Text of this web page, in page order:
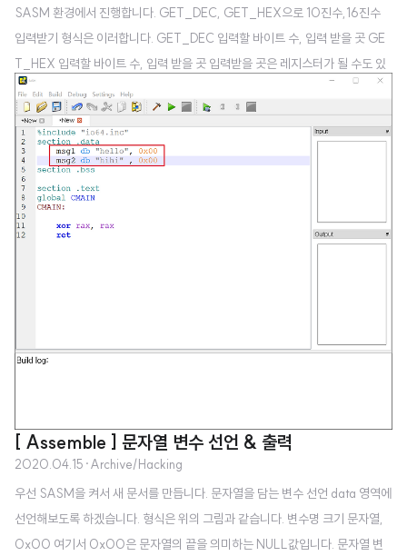
SASM 환경에서 진행합니다. GET_DEC, GET_HEX으로 10진수,16진수
입력받기 형식은 이러합니다. GET_DEC 입력할 바이트 수, 입력 받을 곳 GE
T_HEX 입력할 바이트 수, 입력 받을 곳 입력받을 곳은 레지스터가 될 수도 있
고, 메모리 주소가 될 수도 있습니다. 위의 예시로는 a 주소에 1바이트만큼 입력
을 받겠네요. 입력받고 출력하는 프로그램 방금 배운 GET_DEC 을 이용해서
간단한 프로그램을 짜봅시다. 바로 보이죠? GET_DEC : 10진수 입력 받는 매
크로 PRINT_DEC : 10진수 출력하는 매크로 둘다 파라미터로 크기와 대상이
되는 장소를 필요로합니다.
[ Assemble ] 문자열 변수 선언 & 출력
2020.04.15 ·Archive/Hacking
우선 SASM을 켜서 새 문서를 만듭니다. 문자열을 담는 변수 선언 data 영역에
선언해보도록 하겠습니다. 형식은 위의 그림과 같습니다. 변수명 크기 문자열,
0x00 여기서 0x00은 문자열의 끝을 의미하는 NULL값입니다. 문자열 변